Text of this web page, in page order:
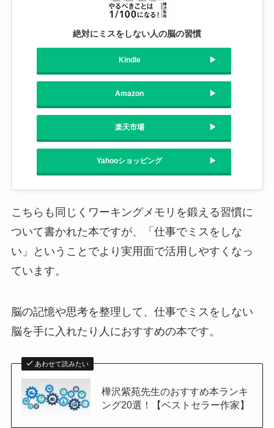
絶対にミスをしない人の脳の習慣
Kindle
Amazon
楽天市場
Yahooショッピング
こちらも同じくワーキングメモリを鍛える習慣に
ついて書かれた本ですが、「仕事でミスをしな
い」ということでより実用面で活用しやすくなっ
ています。
脳の記憶や思考を整理して、仕事でミスをしない
脳を手に入れたり人におすすめの本です。
あわせて読みたい
樺沢紫苑先生のおすすめ本ランキ
ング20選！【ベストセラー作家】